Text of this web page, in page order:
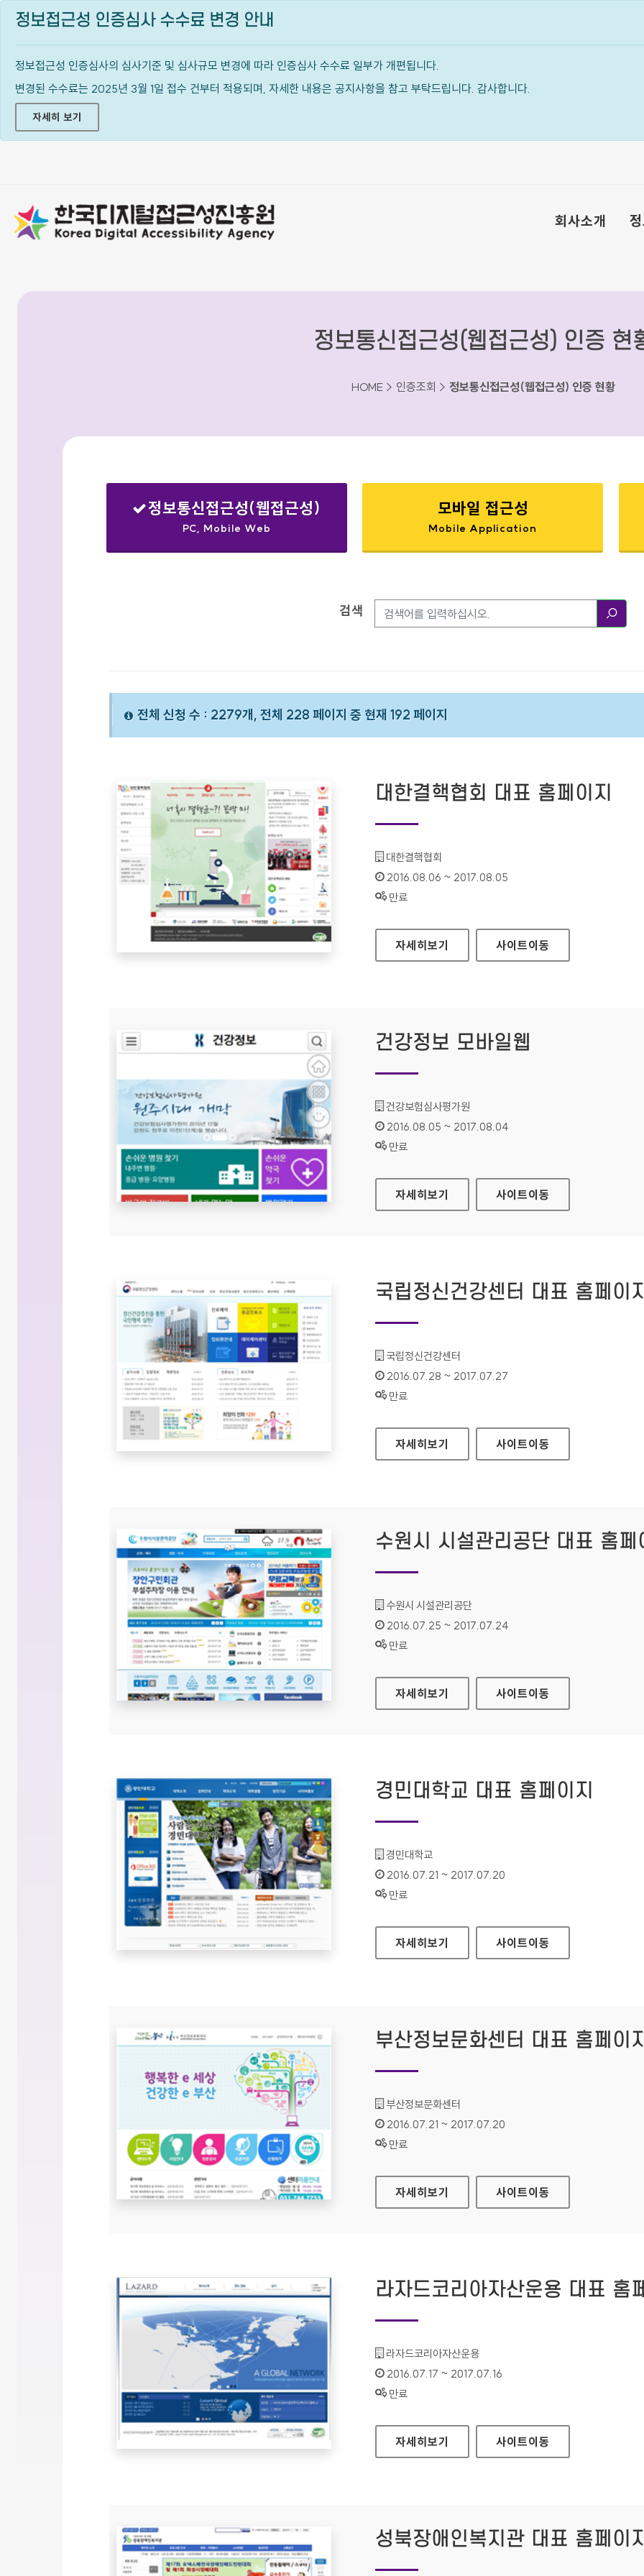
정보접근성 인증심사 수수료 변경 안내
정보접근성 인증심사의 심사기준 및 심사규모 변경에 따라 인증심사 수수료 일부가 개편됩니다.
변경된 수수료는 2025년 3월 1일 접수 건부터 적용되며, 자세한 내용은 공지사항을 참고 부탁드립니다. 감사합니다.
자세히 보기
회사소개
정보통신접근성(웹접근성) 인증 현
HOME > 인증조회 > 정보통신접근성(웹접근성) 인증 현황
정보통신접근성(웹접근성)
PC, Mobile Web
모바일 접근성
Mobile Application
검색
전체 신청 수 : 2279개, 전체 228 페이지 중 현재 192 페이지
대한결핵협회 대표 홈페이지
기관명 :
대한결핵협회
인증기간 :
2016.08.06 ~ 2017.08.05
상태 :
만료
대한결핵협회 대표 홈페이지
자세히보기 사이트이동
건강정보 모바일웹
기관명 :
건강보험심사평가원
인증기간 :
2016.08.05 ~ 2017.08.04
상태 :
만료
건강정보 모바일웹
자세히보기 사이트이동
국립정신건강센터 대표 홈페이
기관명 :
국립정신건강센터
인증기간 :
2016.07.28 ~ 2017.07.27
상태 :
만료
국립정신건강센터 대표 홈페이지
자세히보기 사이트이동
수원시 시설관리공단 대표 홈페
기관명 :
수원시 시설관리공단
인증기간 :
2016.07.25 ~ 2017.07.24
상태 :
만료
수원시 시설관리공단 대표 홈페이지
자세히보기 사이트이동
경민대학교 대표 홈페이지
기관명 :
경민대학교
인증기간 :
2016.07.21 ~ 2017.07.20
상태 :
만료
경민대학교 대표 홈페이지
자세히보기 사이트이동
부산정보문화센터 대표 홈페이
기관명 :
부산정보문화센터
인증기간 :
2016.07.21 ~ 2017.07.20
상태 :
만료
부산정보문화센터 대표 홈페이지
자세히보기 사이트이동
라자드코리아자산운용 대표 홈
기관명 :
라자드코리아자산운용
인증기간 :
2016.07.17 ~ 2017.07.16
상태 :
만료
라자드코리아자산운용 대표 홈페이지
자세히보기 사이트이동
성북장애인복지관 대표 홈페이